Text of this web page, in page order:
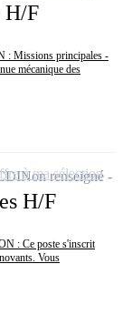
H/F
: Missions principales -
mécanique des
H/F
: Ce poste s'inscrit
Vous
Non renseigné
à ma sélection